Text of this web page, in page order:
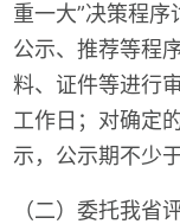
重一大”决策程序
公示、推荐等程
料、证件等进行
工作日；对确定
示，公示期不少
（二）委托我省